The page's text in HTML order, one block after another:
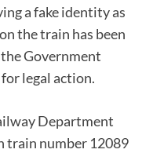
a fake identity as
the train has been
Government
legal action.
Department
train number 12089